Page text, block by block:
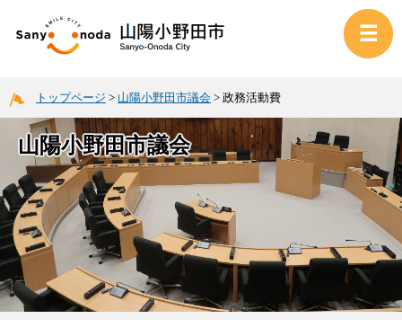
トップページ > 山陽小野田市議会 > 政務活動費
山陽小野田市議会